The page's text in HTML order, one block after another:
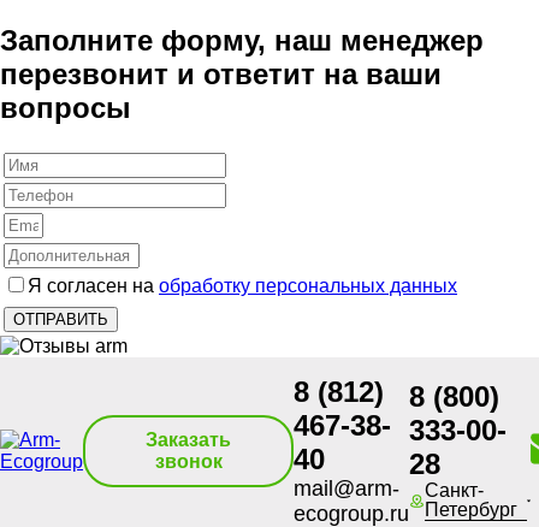
Заполните форму, наш менеджер
перезвонит и ответит на ваши
вопросы
Я согласен на обработку персональных данных
Заказать
звонок
8 (812)
467-38-
40
mail@arm-
ecogroup.ru
8 (800)
333-00-
28
Санкт-
Петербург